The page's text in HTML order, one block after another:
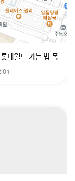
거 같은 느낌도
러보면 같은 약사
특성상 대부분 여
연봉도 낮은데
는지..약사들 회
요 ㅜㅜ익명의
을 듣고 싶습니
대방은 어떤 사
고 밑에 약국
입니다 지금 제 내신이
데월드 가는 법 목포